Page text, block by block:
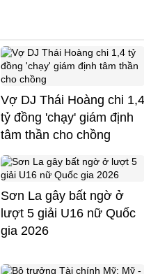
Vợ DJ Thái Hoàng chi 1,4
tỷ đồng 'chạy' giám định
tâm thần cho chồng
Sơn La gây bất ngờ ở
lượt 5 giải U16 nữ Quốc
gia 2026